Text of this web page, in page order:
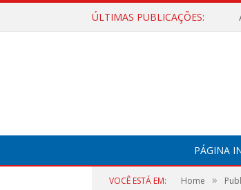
ÚLTIMAS PUBLICAÇÕES:
PÁGINA
VOCÊ ESTÁ EM: Home »